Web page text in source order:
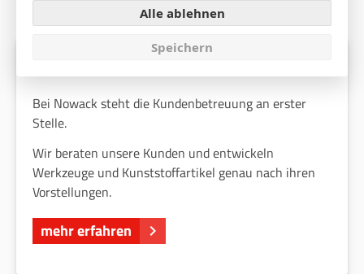
Bei Nowack steht die Kundenbetreuung an erster
Stelle.
Wir beraten unsere Kunden und entwickeln
Werkzeuge und Kunststoffartikel genau nach ihren
Vorstellungen.
mehr erfahren
Alle ablehnen
Speichern